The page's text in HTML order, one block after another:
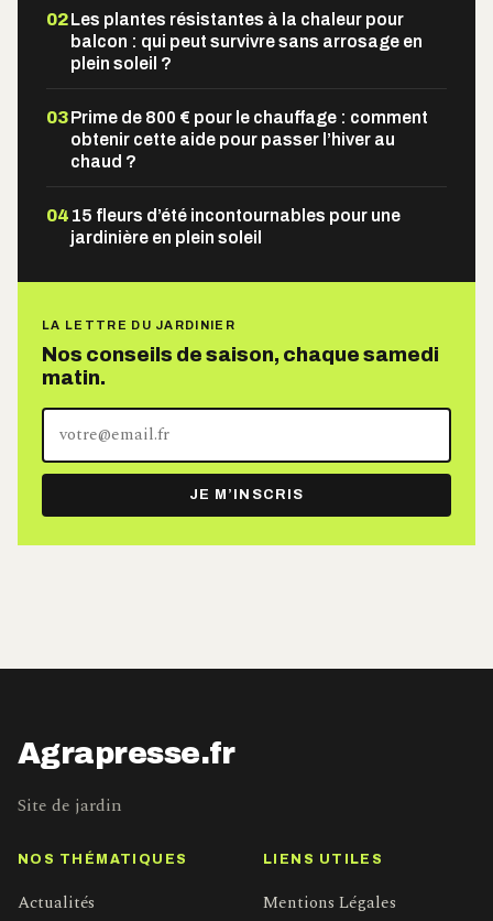
02Les plantes résistantes à la chaleur pour
balcon : qui peut survivre sans arrosage en
plein soleil ?
03Prime de 800 € pour le chauffage : comment
obtenir cette aide pour passer l’hiver au
chaud ?
04 15 fleurs d’été incontournables pour une
jardinière en plein soleil
LA LETTRE DU JARDINIER
Nos conseils de saison, chaque samedi
matin.
Votre
adresse
e-
mail
JE M’INSCRIS
Agrapresse.fr
Site de jardin
NOS THÉMATIQUES
Actualités
LIENS UTILES
Mentions Légales